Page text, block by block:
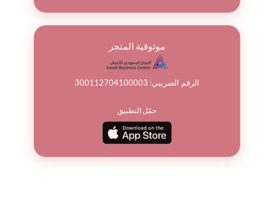
موثوقية المتجر
الرقم الضريبي: 300112704100003
حمّل التطبيق